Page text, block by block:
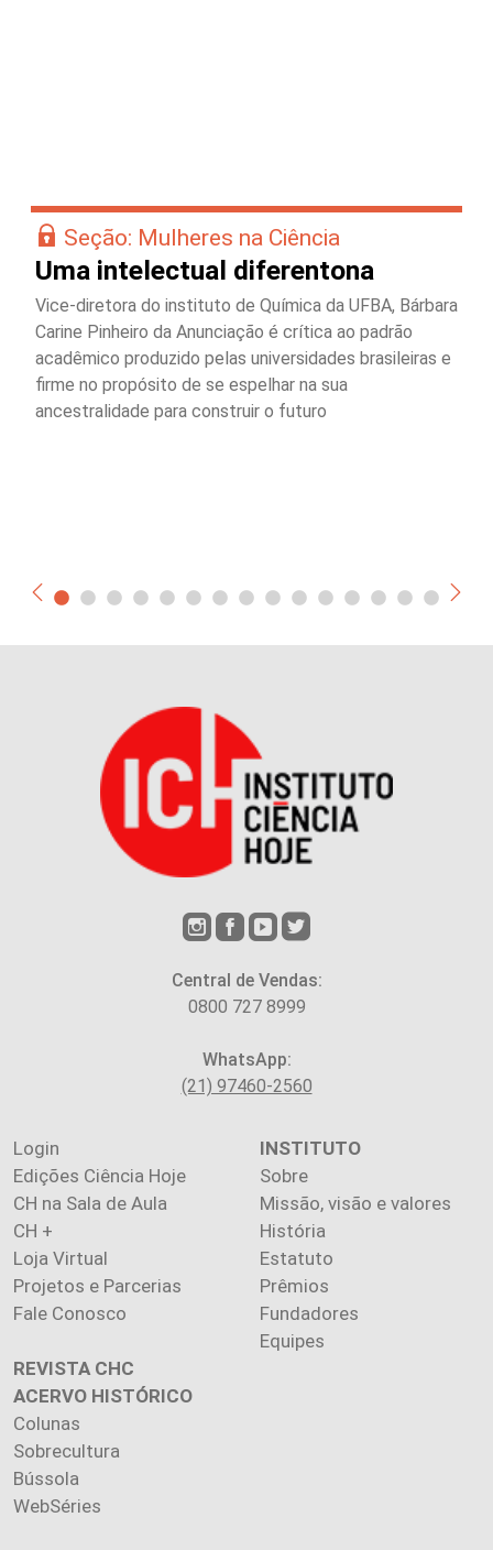
Seção: Mulheres na Ciência
Uma intelectual diferentona
Vice-diretora do instituto de Química da UFBA, Bárbara
Carine Pinheiro da Anunciação é crítica ao padrão
acadêmico produzido pelas universidades brasileiras e
firme no propósito de se espelhar na sua
ancestralidade para construir o futuro
Central de Vendas:
0800 727 8999
WhatsApp:
(21) 97460-2560
Login
Edições Ciência Hoje
CH na Sala de Aula
CH +
Loja Virtual
Projetos e Parcerias
Fale Conosco
INSTITUTO
Sobre
Missão, visão e valores
História
Estatuto
Prêmios
Fundadores
Equipes
REVISTA CHC
ACERVO HISTÓRICO
Colunas
Sobrecultura
Bússola
WebSéries